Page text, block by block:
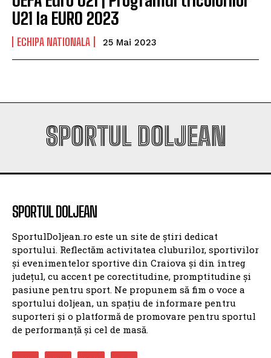
U21 la EURO 2023
ECHIPA NATIONALA 25 Mai 2023
SPORTUL DOLJEAN
SPORTUL DOLJEAN
SportulDoljean.ro este un site de știri dedicat
sportului. Reflectăm activitatea cluburilor, sportivilor
și evenimentelor sportive din Craiova și din întreg
județul, cu accent pe corectitudine, promptitudine și
pasiune pentru sport. Ne propunem să fim o voce a
sportului doljean, un spațiu de informare pentru
suporteri și o platformă de promovare pentru sportul
de performanță și cel de masă.